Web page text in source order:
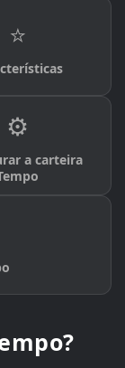
⭐
⚙️
a carteira